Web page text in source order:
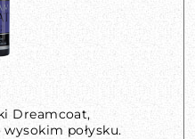
Dreamcoat,
połysku.